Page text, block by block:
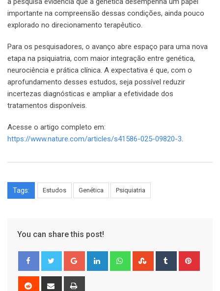
importante na compreensão dessas condições, ainda pouco
explorado no direcionamento terapêutico.
Para os pesquisadores, o avanço abre espaço para uma nova
etapa na psiquiatria, com maior integração entre genética,
neurociência e prática clínica. A expectativa é que, com o
aprofundamento desses estudos, seja possível reduzir
incertezas diagnósticas e ampliar a efetividade dos
tratamentos disponíveis.
Acesse o artigo completo em:
https://www.nature.com/articles/s41586-025-09820-3.
Tags: Estudos Genética Psiquiatria
You can share this post!
Google+ LinkedIn WhatsappStumbleUpon
Tumblr
Reddit
Share